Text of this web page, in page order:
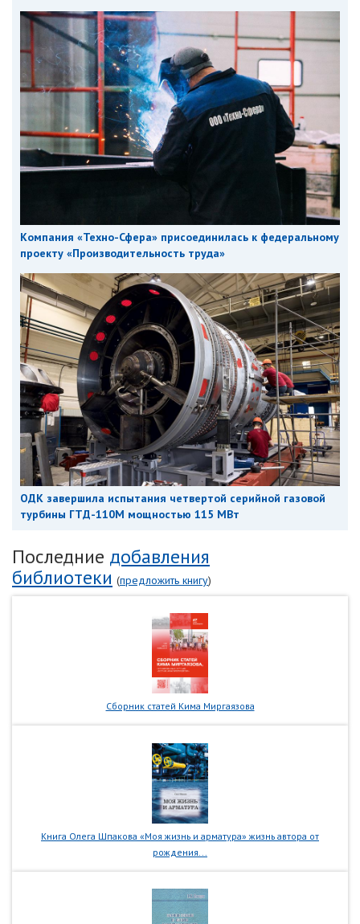
Компания «Техно-Сфера» присоединилась к федеральному
проекту «Производительность труда»
ОДК завершила испытания четвертой серийной газовой
турбины ГТД-110М мощностью 115 МВт
Последние добавления
библиотеки (предложить книгу)
Сборник статей Кима Миргаязова
Книга Олега Шпакова «Моя жизнь и арматура» жизнь автора от
рождения...